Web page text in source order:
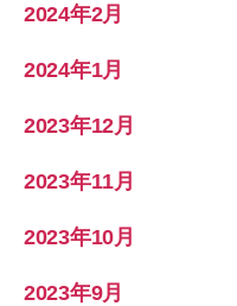
2024年2月
2024年1月
2023年12月
2023年11月
2023年10月
2023年9月